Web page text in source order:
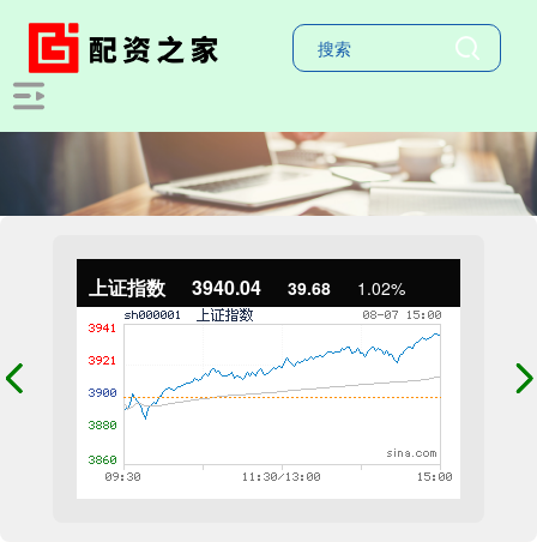
上证指数 3940.04 39.68 1.02%